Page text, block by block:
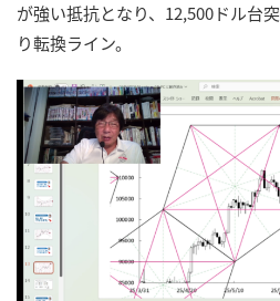
が強い抵抗となり、12,500ドル台
り転換ライン。